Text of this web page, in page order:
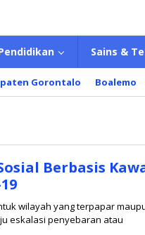
Sains &
Gorontalo Boalemo
Berbasis
wilayah yang terpapar
eskalasi penyebaran atau